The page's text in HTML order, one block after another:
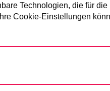
Technologien, die für
Cookie-Einstellungen